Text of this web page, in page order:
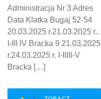
Administracja Nr 3 Adres
Data Klatka Bugaj 52-54
20.03.2025 r.21.03.2025 r..
I-III IV Bracka 9 21.03.2025
r.24.03.2025 r. I-IIIII-V
Bracka […]